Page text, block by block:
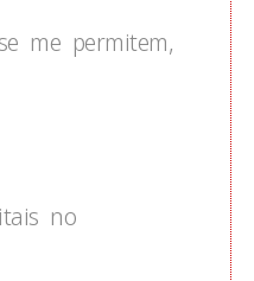
me permitem,
no